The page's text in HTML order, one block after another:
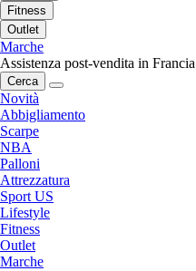
Fitness
Outlet
Marche
Assistenza post-vendita in Francia
Cerca
Novità
Abbigliamento
Scarpe
NBA
Palloni
Attrezzatura
Sport US
Lifestyle
Fitness
Outlet
Marche